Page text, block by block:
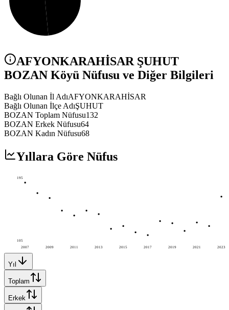
AFYONKARAHİSAR ŞUHUT
BOZAN Köyü Nüfusu ve Diğer Bilgileri
Bağlı Olunan İl AdıAFYONKARAHİSAR
Bağlı Olunan İlçe AdıŞUHUT
BOZAN Toplam Nüfusu132
BOZAN Erkek Nüfusu64
BOZAN Kadın Nüfusu68
Yıllara Göre Nüfus
2007 2009 2011 2013 2015 2017 2019 2021 2023
195
105
Yıl
Toplam
Erkek